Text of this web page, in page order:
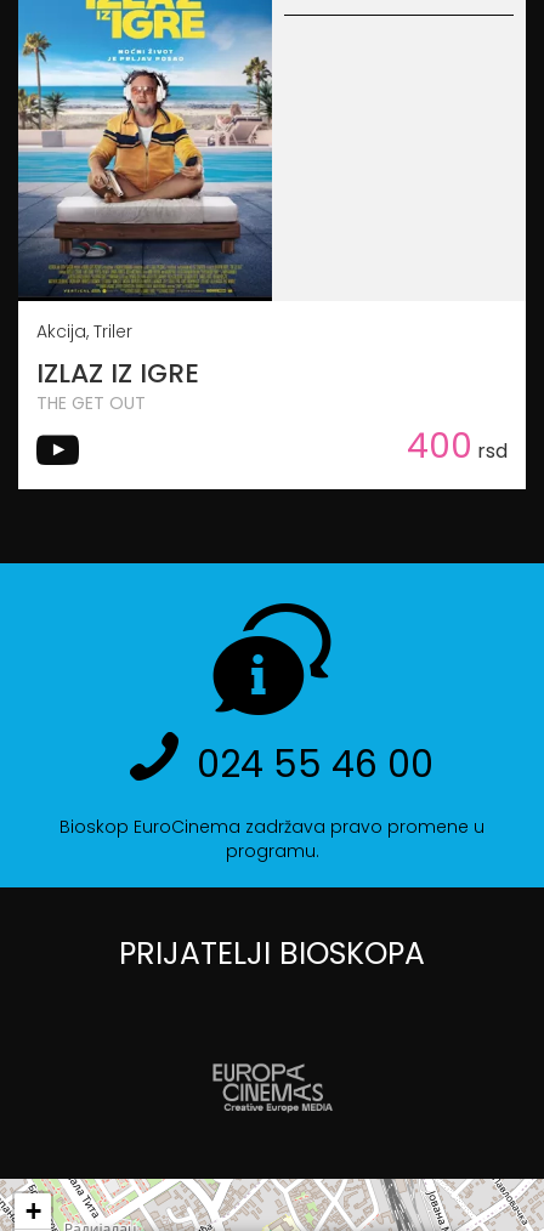
Akcija, Triler
IZLAZ IZ IGRE
THE GET OUT
400 rsd
024 55 46 00
Bioskop EuroCinema zadržava pravo promene u
programu.
PRIJATELJI BIOSKOPA
+